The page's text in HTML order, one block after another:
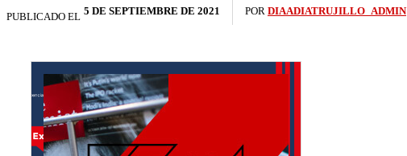
PUBLICADO EL 5 DE SEPTIEMBRE DE 2021 POR DIAADIATRUJILLO_ADMIN